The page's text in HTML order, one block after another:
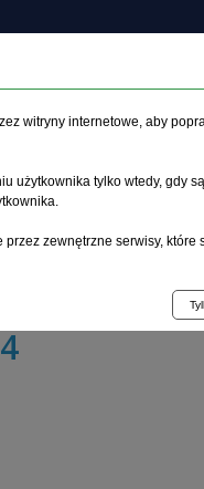
Etyka Instrukcja dla
z chorobą
witryny internetowe, aby
użytkownika tylko wtedy, gdy
zewnętrzne serwisy,